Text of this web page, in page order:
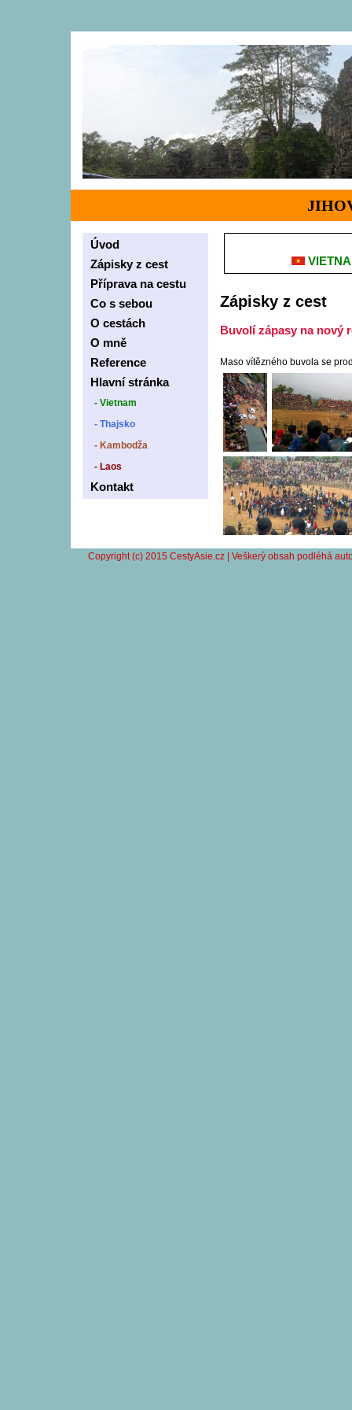
Úvod
Zápisky z cest
Příprava na cestu
Co s sebou
O cestách
O mně
Reference
Hlavní stránka
- Vietnam
- Thajsko
- Kambodža
- Laos
Kontakt
Zápisky z cest
Buvolí zápasy na nový
Maso vítězného buvola se
Copyright (c) 2015 CestyAsie.cz | Veškerý obsah podléhá